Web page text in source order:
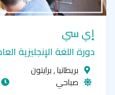
إي سي
دورة اللغة الإنجليزية
بريطانيا , برايتون
صباحي